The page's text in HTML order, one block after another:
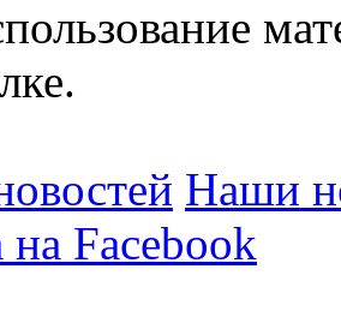
Наши
Facebook